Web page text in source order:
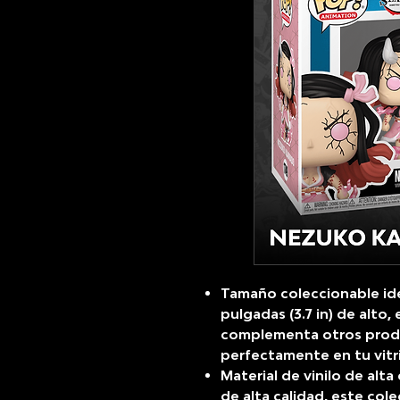
Tamaño coleccionable
pulgadas (3.7 in) de
complementa otros
perfectamente en tu
Material de vinilo de
de alta calidad, este